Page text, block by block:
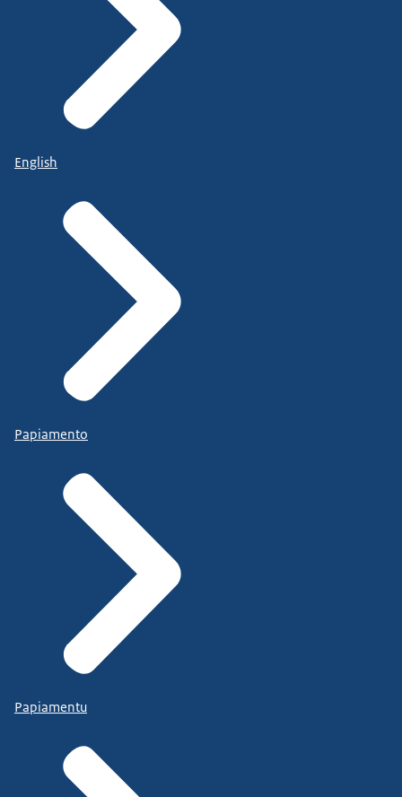
English
Papiamento
Papiamentu